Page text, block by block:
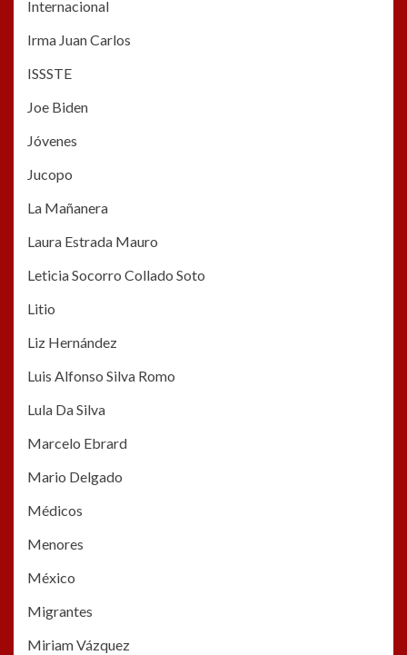
Internacional
Irma Juan Carlos
ISSSTE
Joe Biden
Jóvenes
Jucopo
La Mañanera
Laura Estrada Mauro
Leticia Socorro Collado Soto
Litio
Liz Hernández
Luis Alfonso Silva Romo
Lula Da Silva
Marcelo Ebrard
Mario Delgado
Médicos
Menores
México
Migrantes
Miriam Vázquez